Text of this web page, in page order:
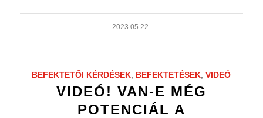
2023.05.22.
BEFEKTETŐI KÉRDÉSEK, BEFEKTETÉSEK,VIDEÓ
VIDEÓ! VAN-E MÉG
POTENCIÁL A